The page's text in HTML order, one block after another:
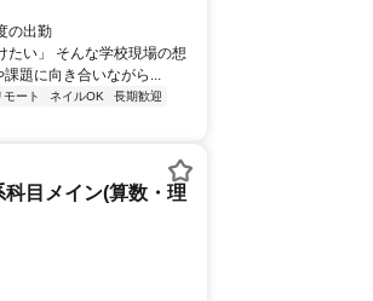
の出勤
たい」 そんな学校現場の想
題に向き合いながら...
モート ネイルOK
長期歓迎
科目メイン(算数・理